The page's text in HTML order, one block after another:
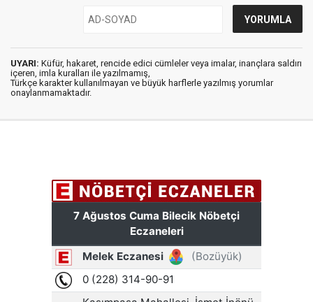
UYARI: Küfür, hakaret, rencide edici cümleler veya imalar, inançlara saldırı
içeren, imla kuralları ile yazılmamış,
Türkçe karakter kullanılmayan ve büyük harflerle yazılmış yorumlar
onaylanmamaktadır.